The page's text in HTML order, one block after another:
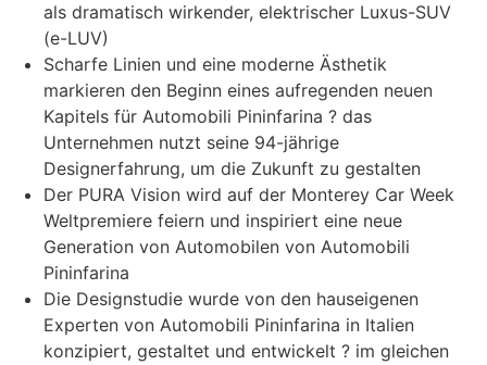
als dramatisch wirkender, elektrischer Luxus-SUV
(e-LUV)
Scharfe Linien und eine moderne Ästhetik
markieren den Beginn eines aufregenden neuen
Kapitels für Automobili Pininfarina ? das
Unternehmen nutzt seine 94-jährige
Designerfahrung, um die Zukunft zu gestalten
Der PURA Vision wird auf der Monterey Car Week
Weltpremiere feiern und inspiriert eine neue
Generation von Automobilen von Automobili
Pininfarina
Die Designstudie wurde von den hauseigenen
Experten von Automobili Pininfarina in Italien
konzipiert, gestaltet und entwickelt ? im gleichen